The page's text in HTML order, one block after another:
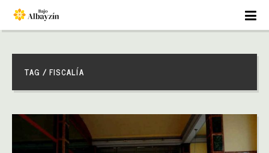
TAG / FISCALÍA